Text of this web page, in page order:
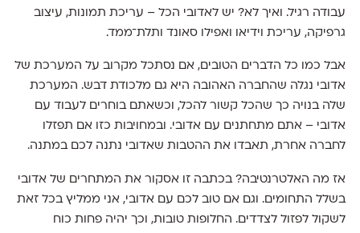
עבודה רגיל. ואיך לא? יש לאדובי הכל – עריכת תמונות, עיצוב
גרפיקה, עריכת וידיאו ואפילו סאונד ותלת־ממד.
אבל כמו כל הדברים הטובים, אם נסתכל מקרוב על המערכת של
אדובי נגלה שהחברה האהובה היא גם מלכודת דבש. המערכת
שלה בנויה כך שהכל קשור להכל, וכשאתם בוחרים לעבוד עם
אדובי – אתם מתחתנים עם אדובי. ובמחויבות כזו אם תפזלו
לחברה אחרת, תאבדו את ההטבות שאדובי נתנה לכם במתנה.
אז מה האלטרנטיבה? בכתבה זו אסקור את המתחרים של אדובי
בשלל התחומים. וגם אם טוב לכם עם אדובי, אני ממליץ בכל זאת
לשקול לפזול לצדדים. החלופות טובות, וכך יהיה פחות כוח